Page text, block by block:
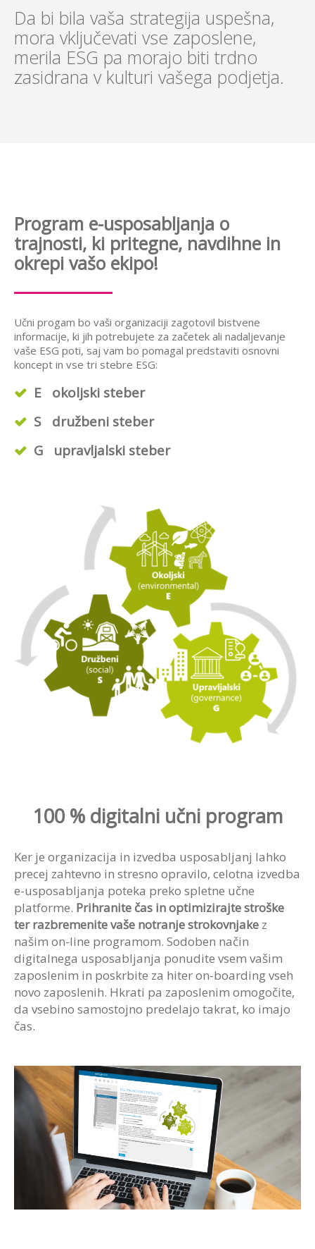
Da bi bila vaša strategija uspešna,
mora vključevati vse zaposlene,
merila ESG pa morajo biti trdno
zasidrana v kulturi vašega podjetja.
Program e-usposabljanja o
trajnosti, ki pritegne, navdihne in
okrepi vašo ekipo!
Učni progam bo vaši organizaciji zagotovil bistvene
informacije, ki jih potrebujete za začetek ali nadaljevanje
vaše ESG poti, saj vam bo pomagal predstaviti osnovni
koncept in vse tri stebre ESG:
E okoljski steber
S družbeni steber
G upravljalski steber
100 % digitalni učni program
Ker je organizacija in izvedba usposabljanj lahko
precej zahtevno in stresno opravilo, celotna izvedba
e-usposabljanja poteka preko spletne učne
platforme. Prihranite čas in optimizirajte stroške
ter razbremenite vaše notranje strokovnjake z
našim on-line programom. Sodoben način
digitalnega usposabljanja ponudite vsem vašim
zaposlenim in poskrbite za hiter on-boarding vseh
novo zaposlenih. Hkrati pa zaposlenim omogočite,
da vsebino samostojno predelajo takrat, ko imajo
čas.